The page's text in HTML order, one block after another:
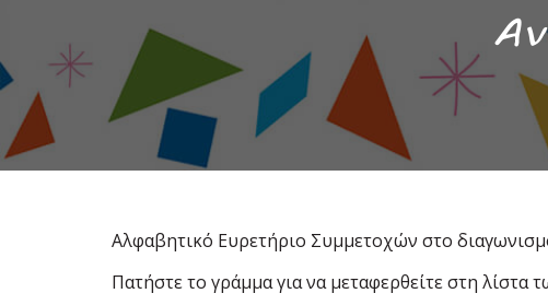
Αλφαβητικό Ευρετήριο Συμμετοχών στο
Πατήστε το γράμμα για να μεταφερθείτε στη λίστα